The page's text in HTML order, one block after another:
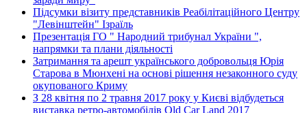
Підсумки візиту представників Реабілітаційного Центру
"Левінштейн" Ізраїль
Презентація ГО " Народний трибунал України ",
напрямки та плани діяльності
Затримання та арешт українського добровольця Юрія
Старова в Мюнхені на основі рішення незаконного суду
окупованого Криму
З 28 квітня по 2 травня 2017 року у Києві відбудеться
виставка ретро-автомобілів Old Car Land 2017